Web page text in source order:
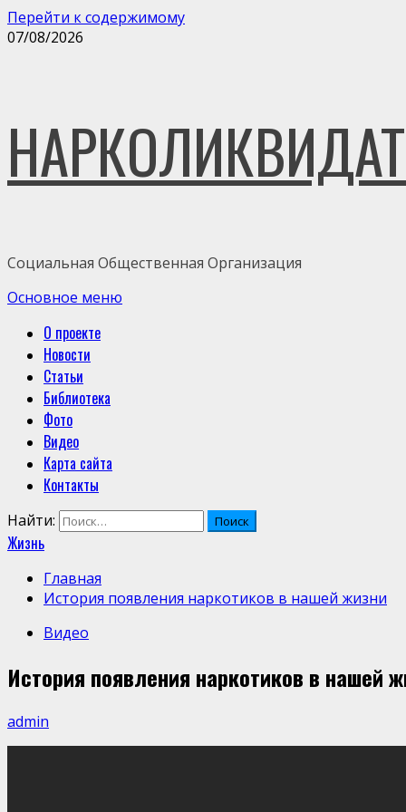
Перейти к содержимому
07/08/2026
Социальная Общественная Организация
Основное меню
О проекте
Новости
Статьи
Библиотека
Фото
Видео
Карта сайта
Контакты
Найти:
Жизнь
Главная
История появления наркотиков в нашей жизни
Видео
История появления наркотиков в нашей
admin